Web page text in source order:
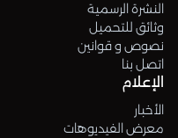
النشرة الرسمية
وثائق للتحميل
نصوص و قوانين
اتصل بنا
الإعلام
الأخبار
معرض الفيديوهات